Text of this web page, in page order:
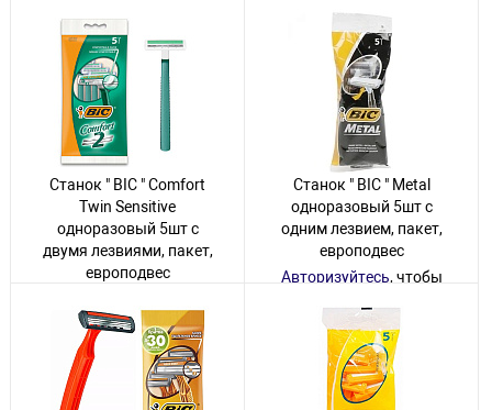
увидеть цену
12 товаров
увидеть цену
27 товаров
Станок " BIC " Comfort
Twin Sensitive
одноразовый 5шт с
двумя лезвиями, пакет,
европодвес
увидеть цену
12 товаров
Станок " BIC " Metal
одноразовый 5шт с
одним лезвием, пакет,
европодвес
Авторизуйтесь, чтобы
44 товара